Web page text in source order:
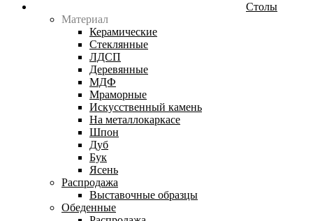
Столы
Материал
Керамические
Стеклянные
ЛДСП
Деревянные
МДФ
Мраморные
Искусственный камень
На металлокаркасе
Шпон
Дуб
Бук
Ясень
Распродажа
Выставочные образцы
Обеденные